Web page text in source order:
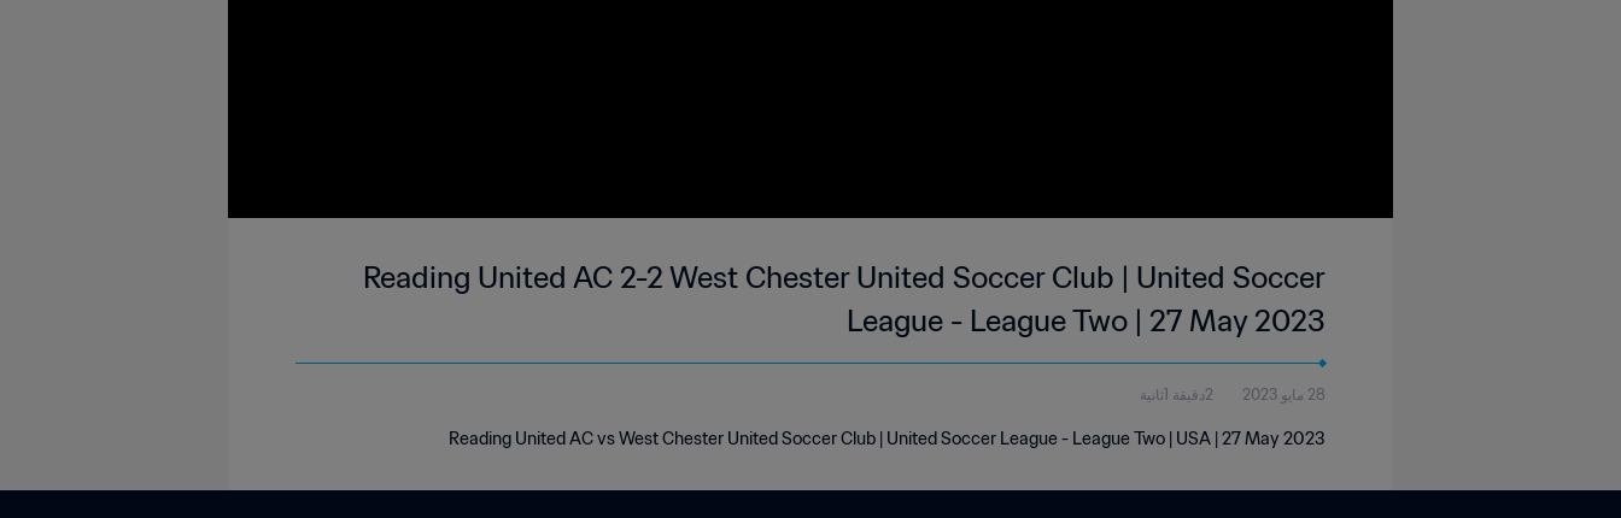
Reading United AC 2-2 West Chester United Soccer Club | United Soccer
League - League Two | 27 May 2023
28 مايو 2023 2دقيقة 1ثانية
Reading United AC vs West Chester United Soccer Club | United Soccer League - League Two | USA | 27 May 2023